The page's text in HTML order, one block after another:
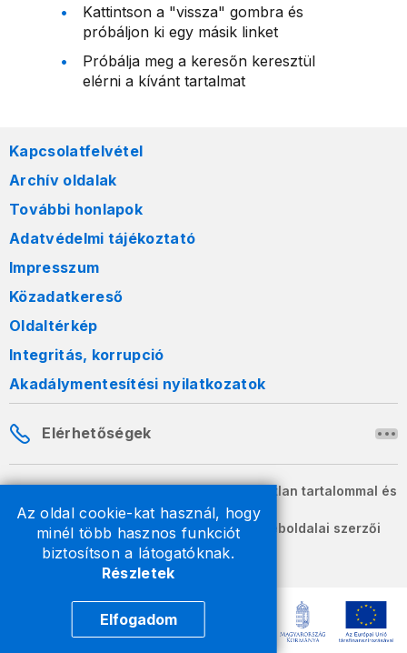
Az oldal cookie-kat használ, hogy
minél több hasznos funkciót
biztosítson a látogatóknak.
Részletek
Elfogadom
Kattintson a "vissza" gombra és
próbáljon ki egy másik linket
Próbálja meg a keresőn keresztül
elérni a kívánt tartalmat
Kapcsolatfelvétel
Archív oldalak
További honlapok
Adatvédelmi tájékoztató
Impresszum
Közadatkereső
Oldaltérkép
Integritás, korrupció
Akadálymentesítési nyilatkozatok
Elérhetőségek
A honlapon szereplő információk változatlan tartalommal és
formában szabadon terjeszthetők.
2026 © A Nemzeti Adó- és Vámhivatal weboldalai szerzői
jogvédelem alatt állnak.